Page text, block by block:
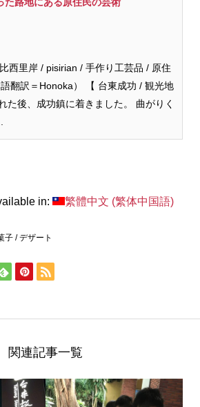
た路地にある原住民の芸術
西里岸 / pisirian / 手作り工芸品 / 原住
翻訳＝Honoka） 【 台東成功 / 観光地
た後、成功鎮に着きました。 曲がりく
in: 繁體中文 (繁体中国語)
子 / デザート
関連記事一覧